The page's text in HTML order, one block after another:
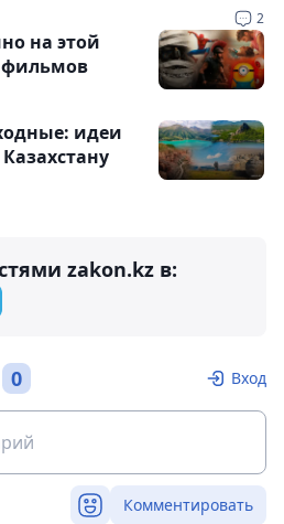
2
на этой
фильмов
идеи
zakon.kz в:
0 Вход
Комментировать